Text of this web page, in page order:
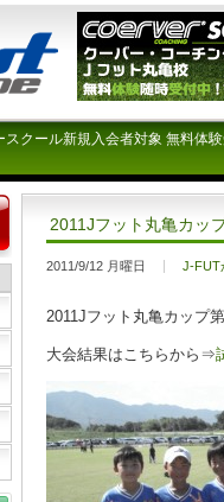
クール新規入会者対象 無料体
2011Jフット丸亀カッ
2011/9/12 月曜日 J-FUT
2011Jフット丸亀カップ
大会結果はこちらから⇒